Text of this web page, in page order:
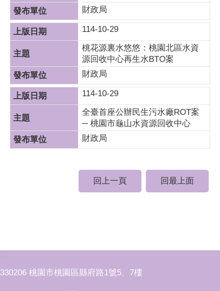
財政局
114-10-29
桃花源裏水悠悠：桃園北區水資
源回收中心再生水BTO案
財政局
114-10-29
全臺首座公辦民生污水廠ROT案
─ 桃園市龜山水資源回收中心
財政局
回上一頁 回最上面
:::
330206 桃園市桃園區縣府路1號5、7樓